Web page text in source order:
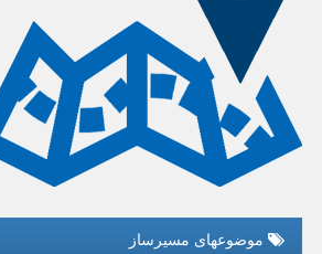
موضوعهای مسیرساز